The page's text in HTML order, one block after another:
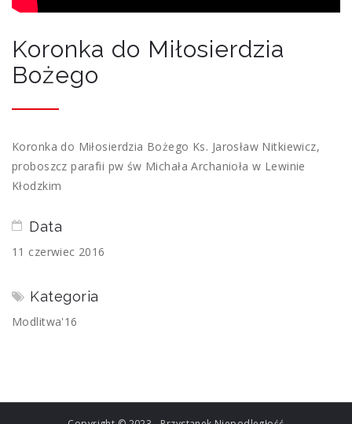
Koronka do Miłosierdzia
Bożego
Koronka do Miłosierdzia Bożego Ks. Jarosław Nitkiewicz,
proboszcz parafii pw św Michała Archanioła w Lewinie
Kłodzkim
Data
11 czerwiec 2016
Kategoria
Modlitwa'16